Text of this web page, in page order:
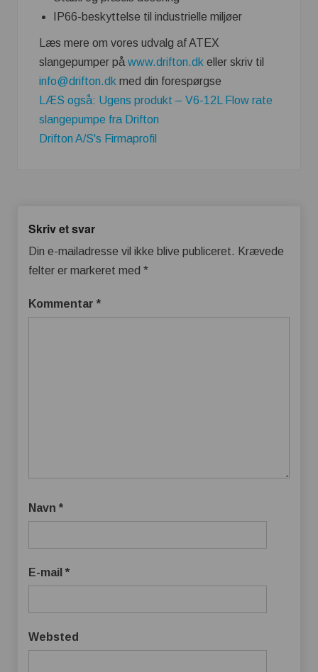
IP66-beskyttelse til industrielle miljøer
Læs mere om vores udvalg af ATEX
slangepumper på www.drifton.dk eller skriv til
info@drifton.dk med din forespørgse
LÆS også: Ugens produkt – V6-12L Flow rate
slangepumpe fra Drifton
Drifton A/S's Firmaprofil
Skriv et svar
Din e-mailadresse vil ikke blive publiceret. Krævede
felter er markeret med *
Kommentar *
Navn *
E-mail *
Websted